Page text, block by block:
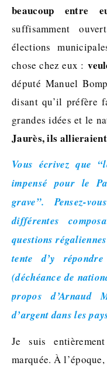
beaucoup entre
suffisamment
élections
chose chez eux :
député Manuel
disant qu’il préfère
grandes idées et le
Jaurès, ils
Vous écrivez que
impensé pour le
grave”. Pensez-
différentes
questions
tente d’y
(déchéance de
propos d’Arnaud
d’argent dans les
Je suis
marquée. À